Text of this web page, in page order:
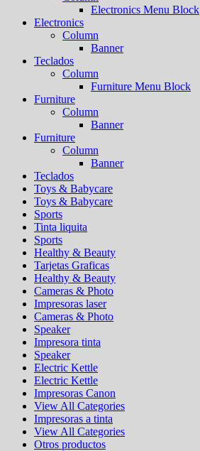
Electronics Menu Block
Electronics
Column
Banner
Teclados
Column
Furniture Menu Block
Furniture
Column
Banner
Furniture
Column
Banner
Teclados
Toys & Babycare
Toys & Babycare
Sports
Tinta liquita
Sports
Healthy & Beauty
Tarjetas Graficas
Healthy & Beauty
Cameras & Photo
Impresoras laser
Cameras & Photo
Speaker
Impresora tinta
Speaker
Electric Kettle
Electric Kettle
Impresoras Canon
View All Categories
Impresoras a tinta
View All Categories
Otros productos